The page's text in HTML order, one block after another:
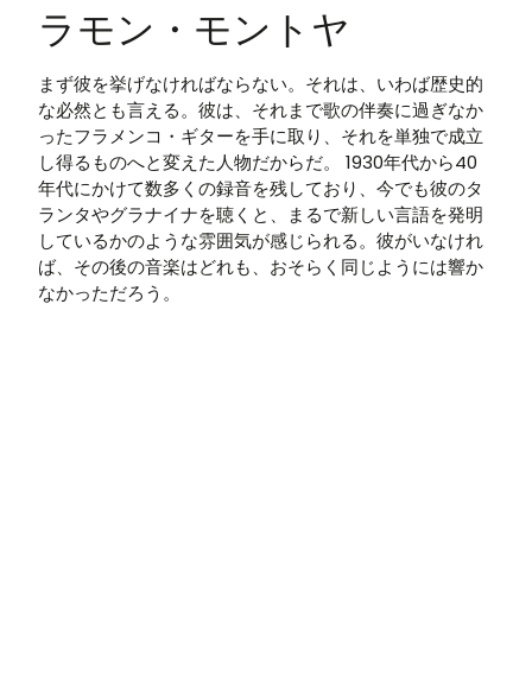
ラモン・モントヤ
まず彼を挙げなければならない。それは、いわば歴史的
な必然とも言える。彼は、それまで歌の伴奏に過ぎなか
ったフラメンコ・ギターを手に取り、それを単独で成立
し得るものへと変えた人物だからだ。 1930年代から40
年代にかけて数多くの録音を残しており、今でも彼のタ
ランタやグラナイナを聴くと、まるで新しい言語を発明
しているかのような雰囲気が感じられる。彼がいなけれ
ば、その後の音楽はどれも、おそらく同じようには響か
なかっただろう。